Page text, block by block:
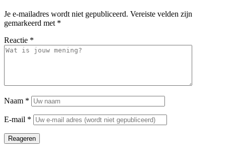
Je e-mailadres wordt niet gepubliceerd. Vereiste velden zijn
gemarkeerd met *
Reactie *
Naam *
E-mail *
Reageren